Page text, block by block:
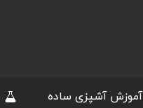
آموزش آشپزی ساده